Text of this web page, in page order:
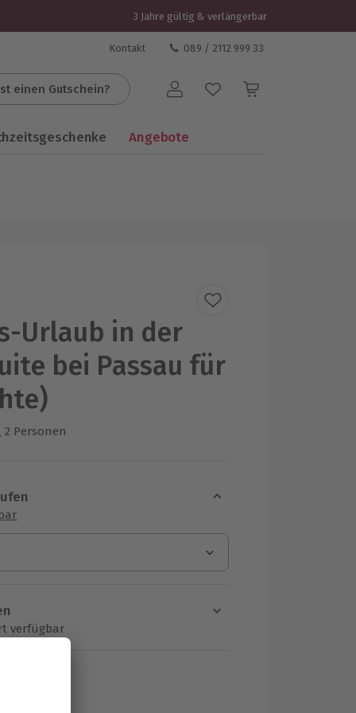
3 Jahre gültig & verlängerbar
Kontakt 089 / 2112 999 33
einen Gutschein? Benutzerkonto
Angebote
Urlaub in der
bei Passau für
1 Bewertungen
2 Personen
verfügbar